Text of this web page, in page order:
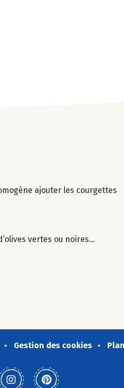
ajouter les courgettes
vertes ou noires…
Gestion des cookies